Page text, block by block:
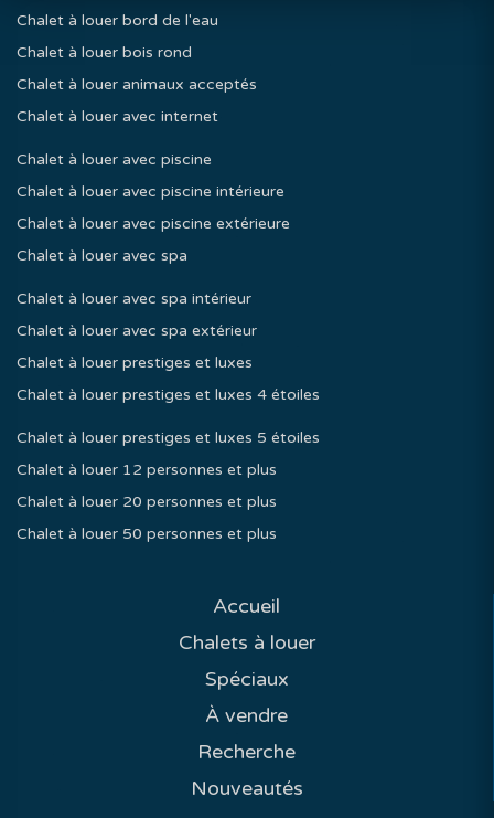
Chalet à louer bord de l'eau
Chalet à louer bois rond
Chalet à louer animaux acceptés
Chalet à louer avec internet
Chalet à louer avec piscine
Chalet à louer avec piscine intérieure
Chalet à louer avec piscine extérieure
Chalet à louer avec spa
Chalet à louer avec spa intérieur
Chalet à louer avec spa extérieur
Chalet à louer prestiges et luxes
Chalet à louer prestiges et luxes 4 étoiles
Chalet à louer prestiges et luxes 5 étoiles
Chalet à louer 12 personnes et plus
Chalet à louer 20 personnes et plus
Chalet à louer 50 personnes et plus
Accueil
Chalets à louer
Spéciaux
À vendre
Recherche
Nouveautés